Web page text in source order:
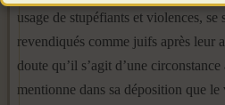
usage de stupéfiants et violences, se
revendiqués comme juifs après leur
doute qu’il s’agit d’une
mentionne dans sa déposition que